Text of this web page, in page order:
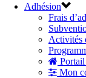
Adhésion
Frais
Activités
Portail
Mon